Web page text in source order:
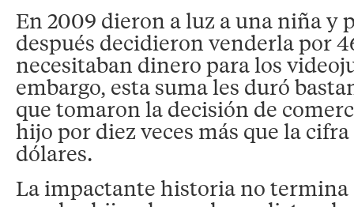
En 2009 dieron a luz a una niña y
después decidieron venderla por
necesitaban dinero para los
embargo, esta suma les duró
que tomaron la decisión de
hijo por diez veces más que la
dólares.
La impactante historia no termina